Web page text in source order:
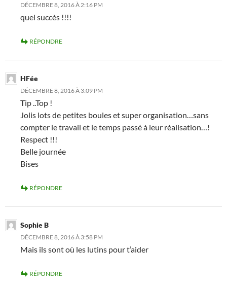
DÉCEMBRE 8, 2016 À 2:16 PM
quel succès !!!!
RÉPONDRE
HFée
DÉCEMBRE 8, 2016 À 3:09 PM
Tip ..Top !
Jolis lots de petites boules et super organisation…sans
compter le travail et le temps passé à leur réalisation…!
Respect !!!
Belle journée
Bises
RÉPONDRE
Sophie B
DÉCEMBRE 8, 2016 À 3:58 PM
Mais ils sont où les lutins pour t’aider
RÉPONDRE